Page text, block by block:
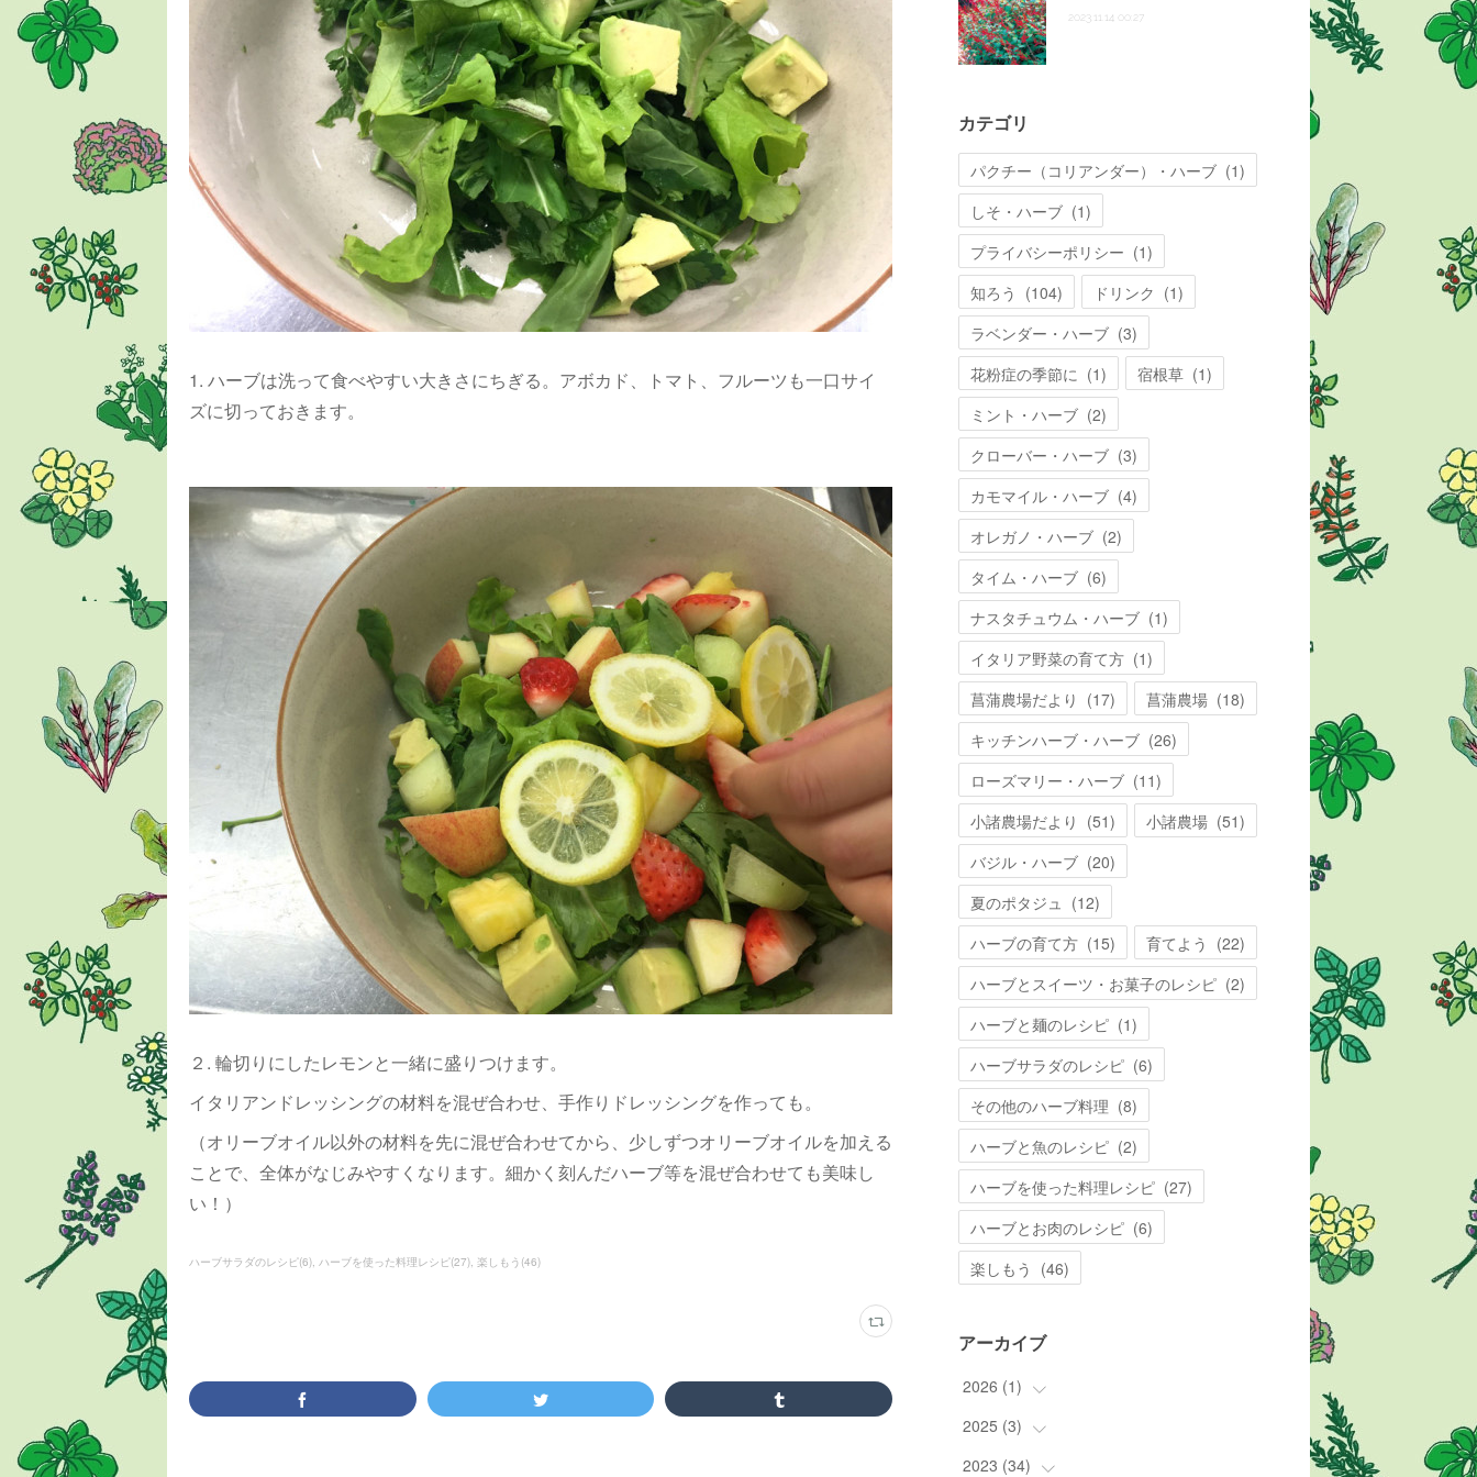
1. ハーブは洗って食べやすい大きさにちぎる。アボカド、トマト、フルーツも一口サイ
ズに切っておきます。
２. 輪切りにしたレモンと一緒に盛りつけます。
イタリアンドレッシングの材料を混ぜ合わせ、手作りドレッシングを作っても。
（オリーブオイル以外の材料を先に混ぜ合わせてから、少しずつオリーブオイルを加える
ことで、全体がなじみやすくなります。細かく刻んだハーブ等を混ぜ合わせても美味し
い！）
ハーブサラダのレシピ(6) ハーブを使った料理レシピ(27) 楽しもう (46)
2023.11.14 00:27
カテゴリ
パクチー（コリアンダー）・ハーブ (1)
しそ・ハーブ (1)
プライバシーポリシー (1)
知ろう (104) ドリンク (1)
ラベンダー・ハーブ (3)
花粉症の季節に (1) 宿根草 (1)
ミント・ハーブ (2)
クローバー・ハーブ (3)
カモマイル・ハーブ (4)
オレガノ・ハーブ (2)
タイム・ハーブ (6)
ナスタチュウム・ハーブ (1)
イタリア野菜の育て方 (1)
菖蒲農場だより (17) 菖蒲農場 (18)
キッチンハーブ・ハーブ (26)
ローズマリー・ハーブ (11)
小諸農場だより (51) 小諸農場 (51)
バジル・ハーブ (20)
夏のポタジュ (12)
ハーブの育て方 (15) 育てよう (22)
ハーブとスイーツ・お菓子のレシピ (2)
ハーブと麺のレシピ (1)
ハーブサラダのレシピ (6)
その他のハーブ料理 (8)
ハーブと魚のレシピ (2)
ハーブを使った料理レシピ (27)
ハーブとお肉のレシピ (6)
楽しもう (46)
アーカイブ
2026 (1)
(1
2025 (3)
(3)
2023 (34)